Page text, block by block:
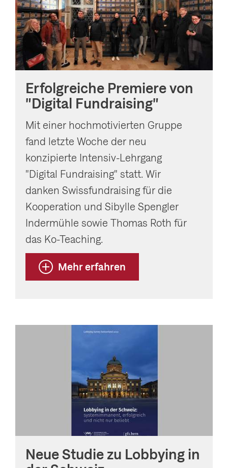
Erfolgreiche Premiere von
"Digital Fundraising"
Mit einer hochmotivierten Gruppe
fand letzte Woche der neu
konzipierte Intensiv-Lehrgang
"Digital Fundraising" statt. Wir
danken Swissfundraising für die
Kooperation und Sibylle Spengler
Indermühle sowie Thomas Roth für
das Ko-Teaching.
Mehr erfahren
Neue Studie zu Lobbying in